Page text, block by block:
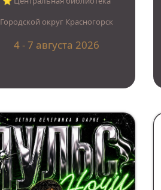
Городской округ Красногорск
4 - 7 августа 2026